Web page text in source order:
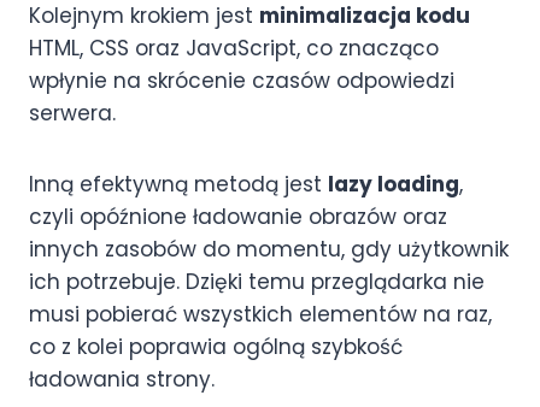
Kolejnym krokiem jest minimalizacja kodu
HTML, CSS oraz JavaScript, co znacząco
wpłynie na skrócenie czasów odpowiedzi
serwera.
Inną efektywną metodą jest lazy loading,
czyli opóźnione ładowanie obrazów oraz
innych zasobów do momentu, gdy użytkownik
ich potrzebuje. Dzięki temu przeglądarka nie
musi pobierać wszystkich elementów na raz,
co z kolei poprawia ogólną szybkość
ładowania strony.